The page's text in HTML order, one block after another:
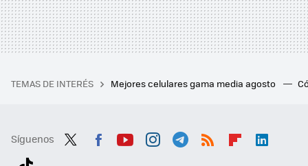
TEMAS DE INTERÉS Mejores celulares gama media agosto
Síguenos